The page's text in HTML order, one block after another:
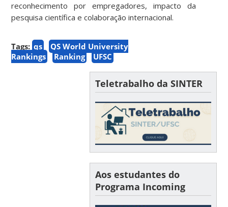
reconhecimento por empregadores, impacto da
pesquisa científica e colaboração internacional.
Tags: qs
QS World University
Rankings
Ranking UFSC
Teletrabalho da SINTER
Aos estudantes do
Programa Incoming